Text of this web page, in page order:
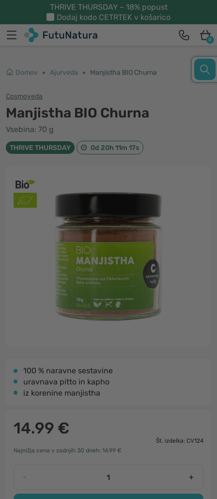
THRIVE THURSDAY – 18% popust
Dodaj kodo CETRTEK v košarico
0
Domov Ajurveda Manjistha BIO Churna
Cosmoveda
Manjistha BIO Churna
Vsebina: 70 g
THRIVE THURSDAY 0d 20h 11m 16s
100 % naravne sestavine
uravnava pitto in kapho
iz korenine manjistha
14.99 €
Št. izdelka: CV124
Najnižja cena v zadnjih 30 dneh: 14.99 €
- +